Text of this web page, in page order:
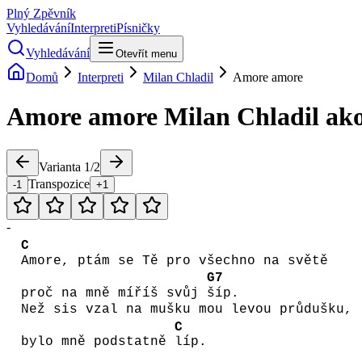
Plný Zpěvník
VyhledáváníInterpretiPísničky
Vyhledávání
Otevřít menu
Domů Interpreti Milan Chladil Amore amore
Amore amore Milan Chladil
Varianta 1/2
-1 Transpozice +1
-
C
Amore, ptám se Tě pro všechno na světě
proč na mně míříš svůj
G7
šíp.
Než sis vzal na mušku mou levou průdušku,
bylo mně podstatně
C
líp.